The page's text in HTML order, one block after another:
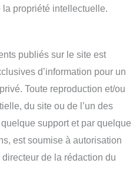
propriété intellectuelle.
publiés sur le site est
d’information pour un
Toute reproduction et/ou
du site ou de l’un des
support et par quelque
est soumise à autorisation
de la rédaction du